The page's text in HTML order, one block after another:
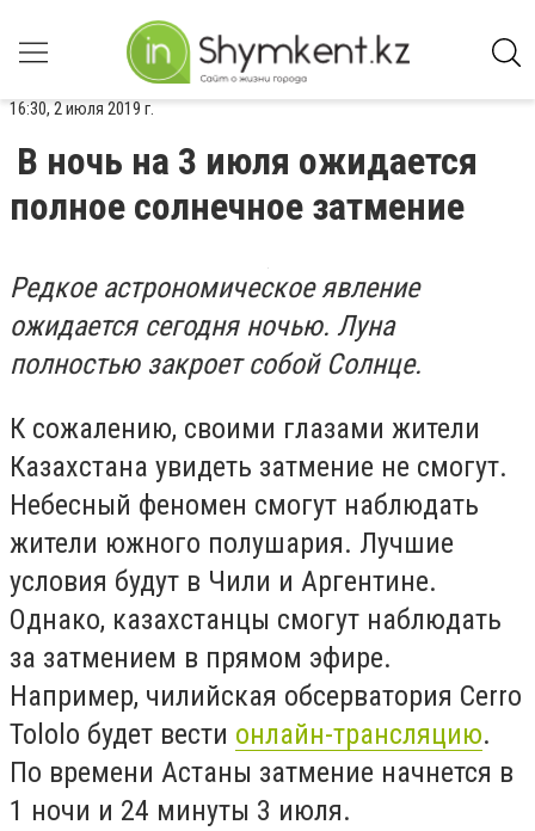
16:30, 2 июля 2019 г.
В ночь на 3 июля ожидается
полное солнечное затмение
Редкое астрономическое явление
ожидается сегодня ночью. Луна
полностью закроет собой Солнце.
К сожалению, своими глазами жители
Казахстана увидеть затмение не смогут.
Небесный феномен смогут наблюдать
жители южного полушария. Лучшие
условия будут в Чили и Аргентине.
Однако, казахстанцы смогут наблюдать
за затмением в прямом эфире.
Например, чилийская обсерватория Cerro
Tololo будет вести онлайн-трансляцию.
По времени Астаны затмение начнется в
1 ночи и 24 минуты 3 июля.